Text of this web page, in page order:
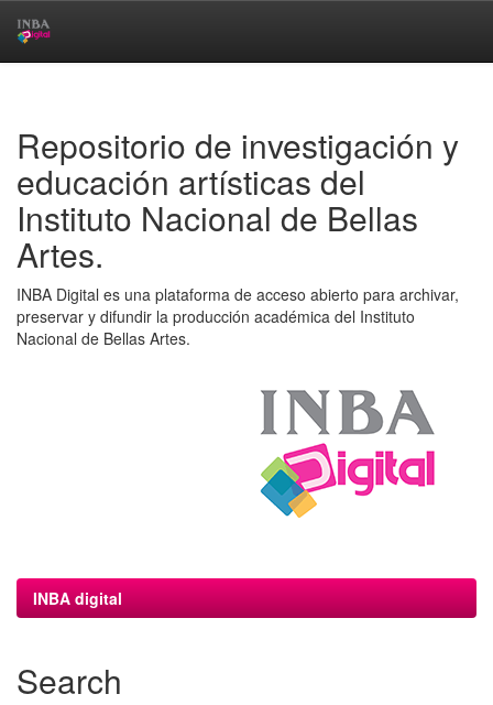
Repositorio de investigación y
educación artísticas del
Instituto Nacional de Bellas
Artes.
INBA Digital es una plataforma de acceso abierto para archivar,
preservar y difundir la producción académica del Instituto
Nacional de Bellas Artes.
INBA digital
Search